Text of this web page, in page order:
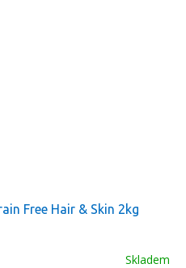
Free Hair & Skin 2kg
Skladem